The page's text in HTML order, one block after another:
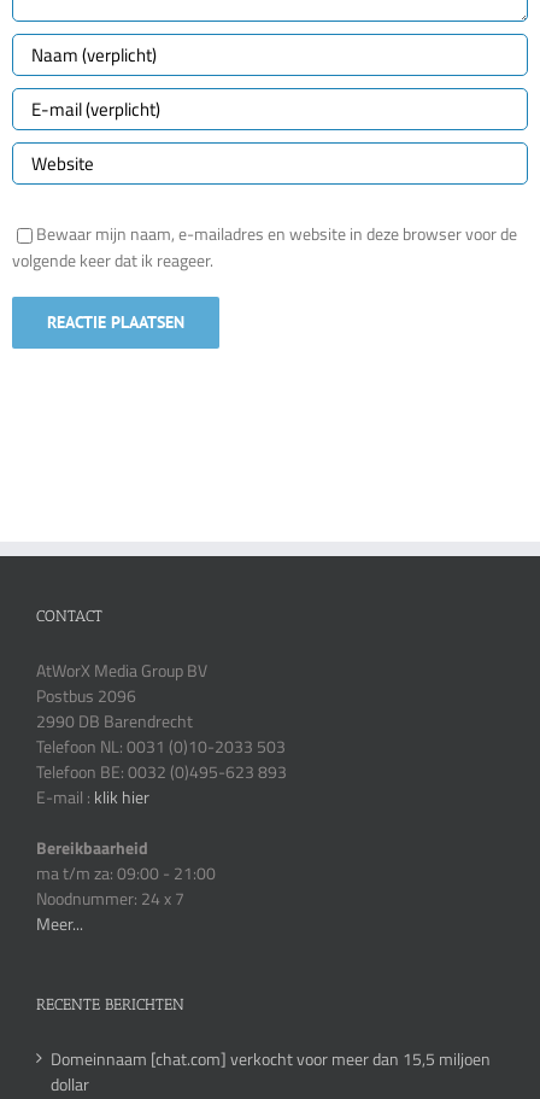
Bewaar mijn naam, e-mailadres en website in deze browser voor de
volgende keer dat ik reageer.
CONTACT
AtWorX Media Group BV
Postbus 2096
2990 DB Barendrecht
Telefoon NL: 0031 (0)10-2033 503
Telefoon BE: 0032 (0)495-623 893
E-mail : klik hier
Bereikbaarheid
ma t/m za: 09:00 - 21:00
Noodnummer: 24 x 7
Meer...
RECENTE BERICHTEN
Domeinnaam [chat.com] verkocht voor meer dan 15,5 miljoen
dollar